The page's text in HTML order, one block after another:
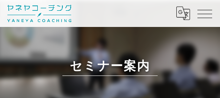
セミナー案内